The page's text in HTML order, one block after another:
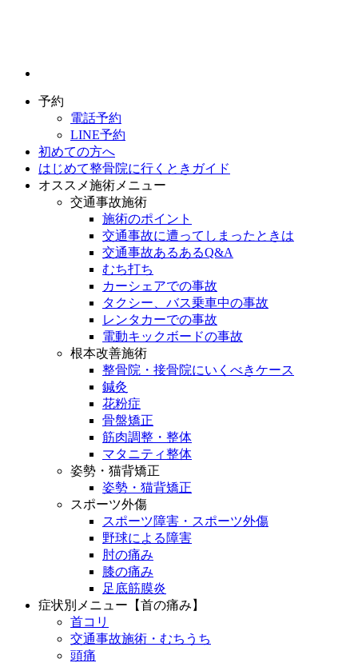
予約
電話予約
LINE予約
初めての方へ
はじめて整骨院に行くときガイド
オススメ施術メニュー
交通事故施術
施術のポイント
交通事故に遭ってしまったときは
交通事故あるあるQ&A
むち打ち
カーシェアでの事故
タクシー、バス乗車中の事故
レンタカーでの事故
電動キックボードの事故
根本改善施術
整骨院・接骨院にいくべきケース
鍼灸
花粉症
骨盤矯正
筋肉調整・整体
マタニティ整体
姿勢・猫背矯正
姿勢・猫背矯正
スポーツ外傷
スポーツ障害・スポーツ外傷
野球による障害
肘の痛み
膝の痛み
足底筋膜炎
症状別メニュー【首の痛み】
首コリ
交通事故施術・むちうち
頭痛